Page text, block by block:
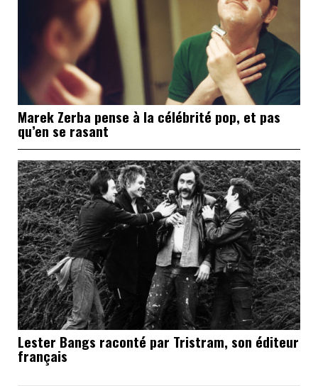
Marek Zerba pense à la célébrité pop, et pas
qu’en se rasant
Lester Bangs raconté par Tristram, son éditeur
français